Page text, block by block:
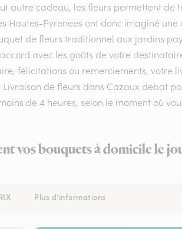
autre cadeau, les fleurs permettent de
Hautes-Pyrenees ont donc imaginé
de fleurs traditionnel aux jardins
avec les goûts de votre
félicitations ou remerciements, votre
de fleurs dans Cazaux debat
de 4 heures, selon le moment où
vos bouquets à domicile le
Plus d'informations